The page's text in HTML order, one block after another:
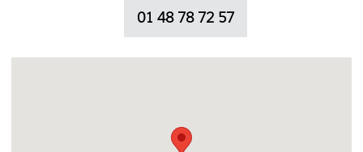
01 48 78 72 57